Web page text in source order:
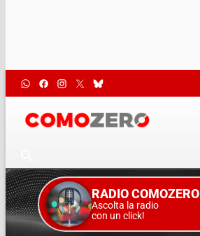
RADIO COMOZERO
Ascolta la radio
con un click!